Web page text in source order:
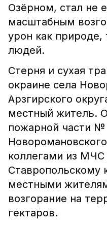
Озёрном, стал не
масштабным
урон как
людей.
Стерня и сухая
окраине села
Арзгирского
местный житель.
пожарной части №
коллегами из МЧС
Ставропольскому
местными
возгорание на
гектаров.